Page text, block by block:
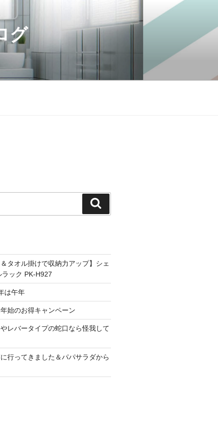
グ
索
タオル掛けで収納力アップ】シェ
ック PK-H927
は午年
始のお得キャンペーン
レバータイプの蛇口なら怪我して
行ってきました＆パパサラダから